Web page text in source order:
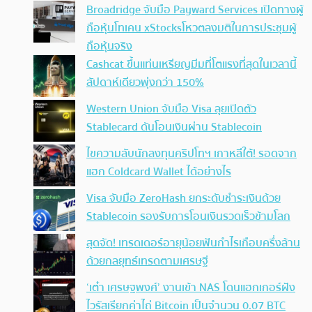
Broadridge จับมือ Payward Services เปิดทางผู้
ถือหุ้นโทเคน xStocksโหวตลงมติในการประชุมผู้
ถือหุ้นจริง
Cashcat ขึ้นแท่นเหรียญมีมที่โตแรงที่สุดในเวลานี้
สัปดาห์เดียวพุ่งกว่า 150%
Western Union จับมือ Visa ลุยเปิดตัว
Stablecard ดันโอนเงินผ่าน Stablecoin
ไขความลับนักลงทุนคริปโทฯ เกาหลีใต้! รอดจาก
แฮก Coldcard Wallet ได้อย่างไร
Visa จับมือ ZeroHash ยกระดับชำระเงินด้วย
Stablecoin รองรับการโอนเงินรวดเร็วข้ามโลก
สุดจัด! เทรดเดอร์อายุน้อยฟันกำไรเกือบครึ่งล้าน
ด้วยกลยุทธ์เทรดตามเศรษฐี
‘เต๋า เศรษฐพงศ์’ งานเข้า NAS โดนแฮกเกอร์ฝัง
ไวรัสเรียกค่าไถ่ Bitcoin เป็นจำนวน 0.07 BTC